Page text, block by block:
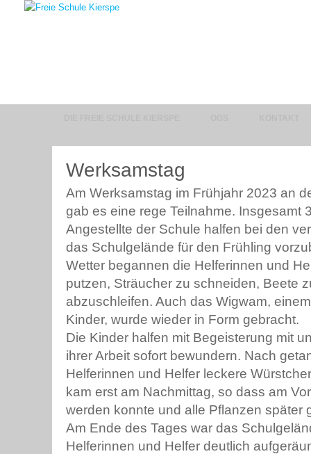
Werksamstag
Am Werksamstag im Frühjahr 2023 an
gab es eine rege Teilnahme. Insgesamt
Angestellte der Schule halfen bei den
das Schulgelände für den Frühling
Wetter begannen die Helferinnen und
putzen, Sträucher zu schneiden, Beete
abzuschleifen. Auch das Wigwam,
Kinder, wurde wieder in Form gebracht.
Die Kinder halfen mit Begeisterung mit
ihrer Arbeit sofort bewundern. Nach
Helferinnen und Helfer leckere
kam erst am Nachmittag, so dass am
werden konnte und alle Pflanzen später
Am Ende des Tages war das
Helferinnen und Helfer deutlich